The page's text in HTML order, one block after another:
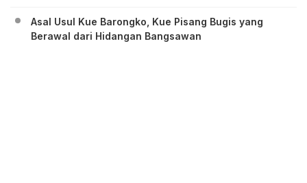
Asal Usul Kue Barongko, Kue Pisang Bugis yang
Berawal dari Hidangan Bangsawan